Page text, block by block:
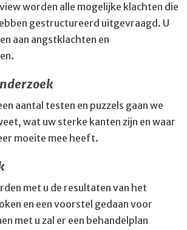
worden alle mogelijke klachten die
gestructureerd uitgevraagd. U
aan angstklachten en
aantal testen en puzzels gaan we
wat uw sterke kanten zijn en waar
moeite mee heeft.
met u de resultaten van het
en een voorstel gedaan voor
met u zal er een behandelplan